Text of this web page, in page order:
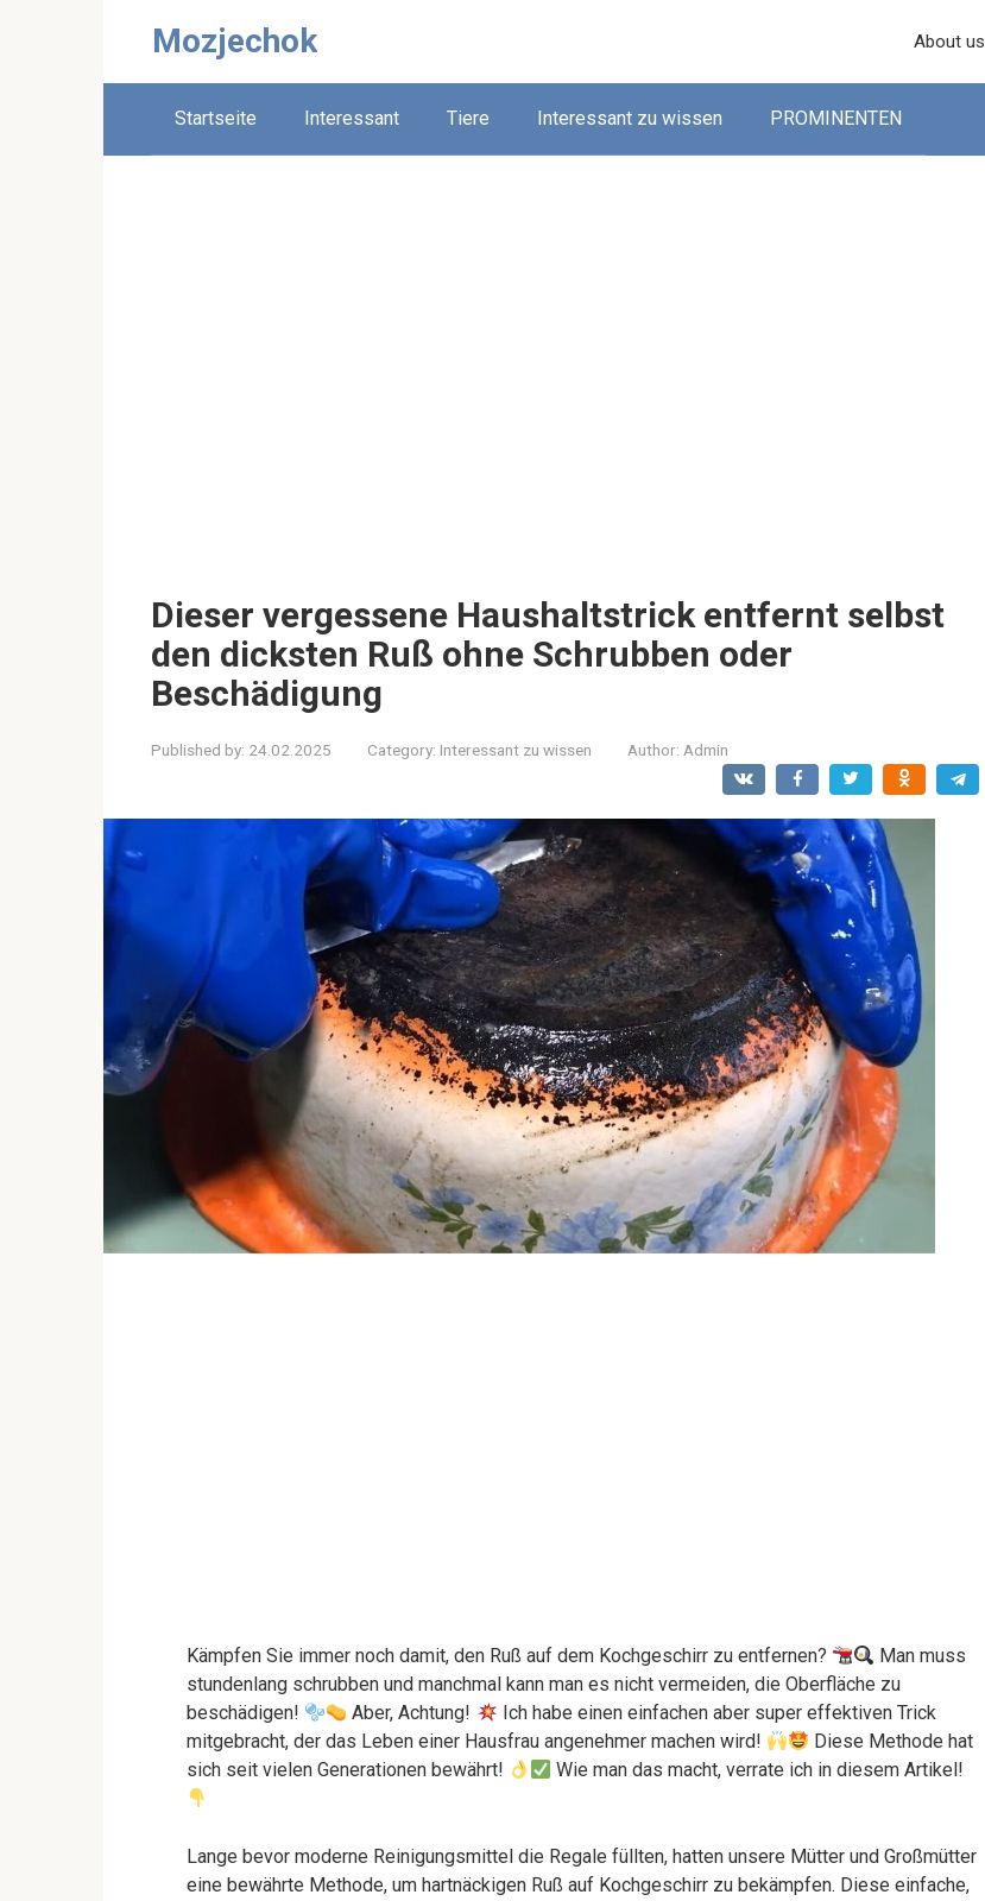
Mozjechok About us
Startseite Interessant Tiere Interessant zu wissen PROMINENTEN
Dieser vergessene Haushaltstrick entfernt selbst
den dicksten Ruß ohne Schrubben oder
Beschädigung
Published by: 24.02.2025 Category: Interessant zu wissen Author: Admin
Kämpfen Sie immer noch damit, den Ruß auf dem Kochgeschirr zu entfernen?
Man muss
stundenlang schrubben und manchmal kann man es nicht vermeiden, die Oberfläche zu
beschädigen!
Aber, Achtung!
Ich habe einen einfachen aber super effektiven Trick
mitgebracht, der das Leben einer Hausfrau angenehmer machen wird!
Diese Methode hat
sich seit vielen Generationen bewährt!
Wie man das macht, verrate ich in diesem Artikel!
Lange bevor moderne Reinigungsmittel die Regale füllten, hatten unsere Mütter und Großmütter
eine bewährte Methode, um hartnäckigen Ruß auf Kochgeschirr zu bekämpfen. Diese einfache,